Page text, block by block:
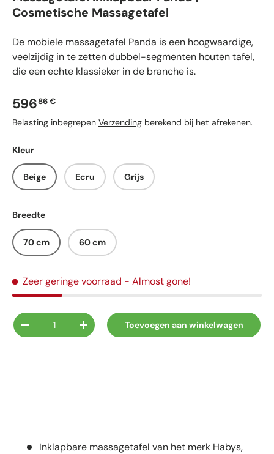
Cosmetische Massagetafel
De mobiele massagetafel Panda is een hoogwaardige,
veelzijdig in te zetten dubbel-segmenten houten tafel,
die een echte klassieker in de branche is.
Reguliere prijs
59686 €
Belasting inbegrepen Verzending berekend bij het afrekenen.
Kleur
Beige Ecru Grijs
Breedte
70 cm 60 cm
Zeer geringe voorraad - Almost gone!
Aantal
Verlaag de hoeveelheidVerhoog de hoeveelheid
Toevoegen aan winkelwagen
Inklapbare massagetafel van het merk Habys,